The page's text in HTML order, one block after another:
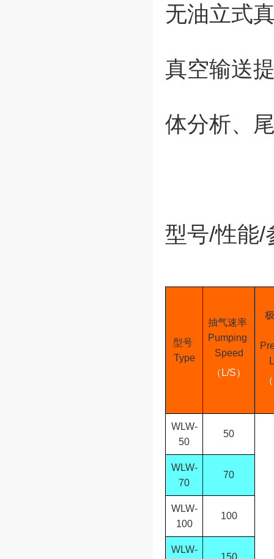
无油立式
真空输送
体分析、
型号/性能/
型号
Type
抽气速率
Pumping
Speed
（ L/S）
（
WLW-
50
50
WLW-
70
70
WLW-
100
100
WLW-
150